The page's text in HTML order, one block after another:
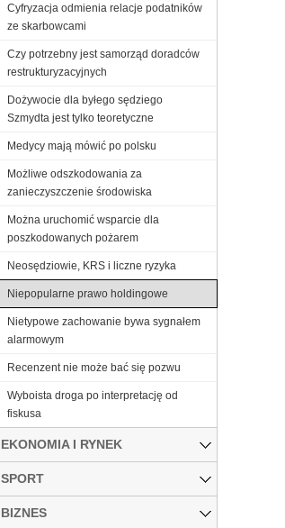
Cyfryzacja odmienia relacje podatników
ze skarbowcami
Czy potrzebny jest samorząd doradców
restrukturyzacyjnych
Dożywocie dla byłego sędziego
Szmydta jest tylko teoretyczne
Medycy mają mówić po polsku
Możliwe odszkodowania za
zanieczyszczenie środowiska
Można uruchomić wsparcie dla
poszkodowanych pożarem
Neosędziowie, KRS i liczne ryzyka
Niepopularne prawo holdingowe
Nietypowe zachowanie bywa sygnałem
alarmowym
Recenzent nie może bać się pozwu
Wyboista droga po interpretację od
fiskusa
EKONOMIA I RYNEK
SPORT
BIZNES